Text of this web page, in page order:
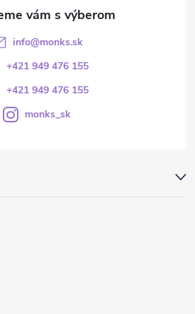
info@monks.sk
+421 949 476 155
+421 949 476 155
monks_sk